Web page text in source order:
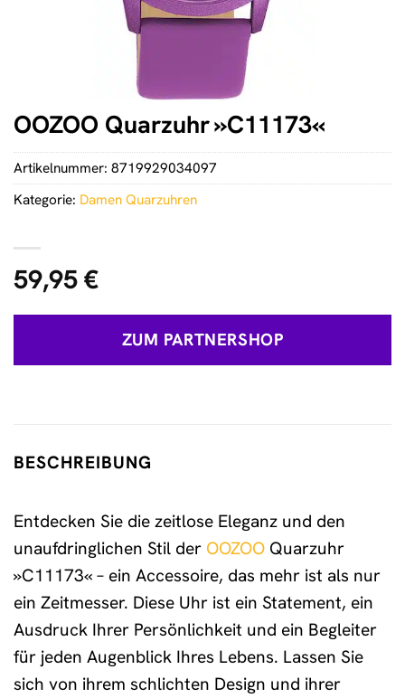
OOZOO Quarzuhr »C11173«
59,95€
ZUM PARTNERSHOP
Artikelnummer: 8719929034097
Kategorie: Damen Quarzuhren
BESCHREIBUNG
Entdecken Sie die zeitlose Eleganz und den
unaufdringlichen Stil der OOZOO Quarzuhr
»C11173« – ein Accessoire, das mehr ist als nur
ein Zeitmesser. Diese Uhr ist ein Statement, ein
Ausdruck Ihrer Persönlichkeit und ein Begleiter
für jeden Augenblick Ihres Lebens. Lassen Sie
sich von ihrem schlichten Design und ihrer